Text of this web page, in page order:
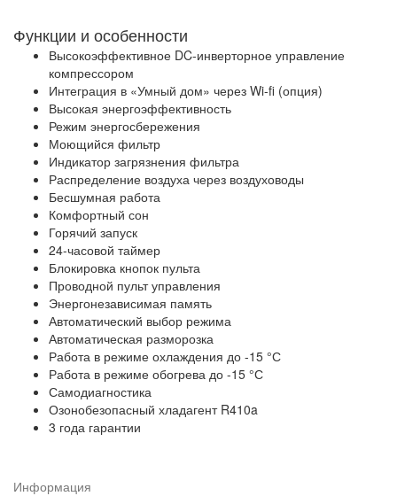
Функции и особенности
Высокоэффективное DC-инверторное управление
компрессором
Интеграция в «Умный дом» через Wi-fi (опция)
Высокая энергоэффективность
Режим энергосбережения
Моющийся фильтр
Индикатор загрязнения фильтра
Распределение воздуха через воздуховоды
Бесшумная работа
Комфортный сон
Горячий запуск
24-часовой таймер
Блокировка кнопок пульта
Проводной пульт управления
Энергонезависимая память
Автоматический выбор режима
Автоматическая разморозка
Работа в режиме охлаждения до -15 °С
Работа в режиме обогрева до -15 °С
Самодиагностика
Озонобезопасный хладагент R410a
3 года гарантии
Информация